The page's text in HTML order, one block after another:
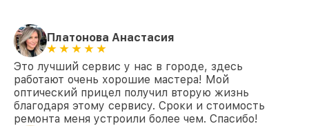
Платонова Анастасия
Это лучший сервис у нас в городе, здесь
работают очень хорошие мастера! Мой
оптический прицел получил вторую жизнь
благодаря этому сервису. Сроки и стоимость
ремонта меня устроили более чем. Спасибо!